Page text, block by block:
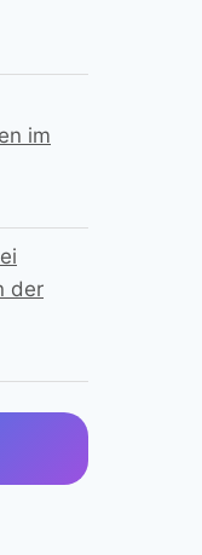
im
der